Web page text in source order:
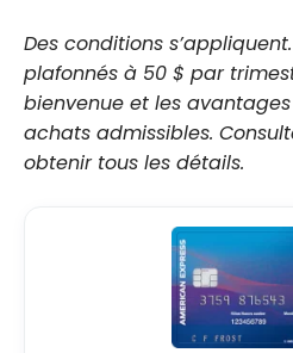
Des conditions
plafonnés à 50 $ par
bienvenue et les
achats admissibles.
obtenir tous les détails.